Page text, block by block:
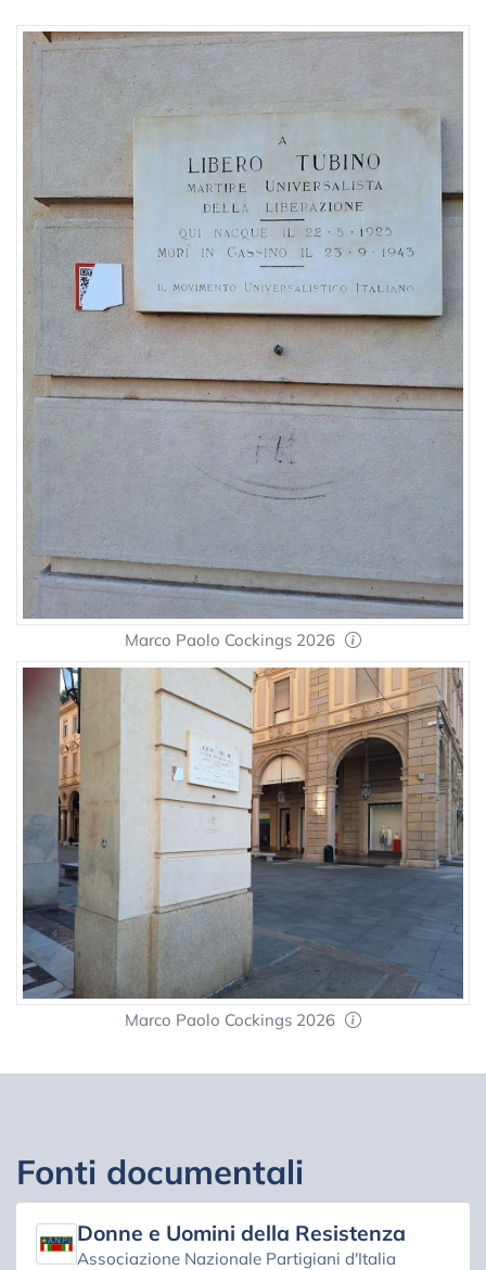
Marco Paolo Cockings 2026
Marco Paolo Cockings 2026
Fonti documentali
Donne e Uomini della Resistenza
Associazione Nazionale Partigiani d'Italia